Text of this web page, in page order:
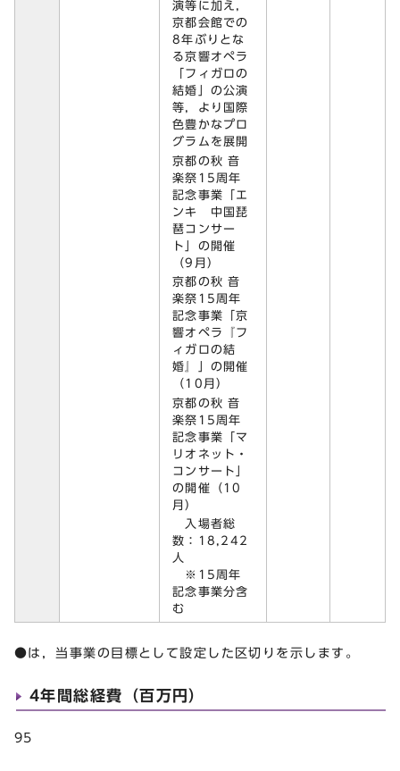
演等に加え，
京都会館での
8年ぶりとな
る京響オペラ
「フィガロの
結婚」の公演
等，より国際
色豊かなプロ
グラムを展開
京都の秋 音
楽祭15周年
記念事業「エ
ンキ 中国琵
琶コンサー
ト」の開催
（9月）
京都の秋 音
楽祭15周年
記念事業「京
響オペラ『フ
ィガロの結
婚』」の開催
（10月）
京都の秋 音
楽祭15周年
記念事業「マ
リオネット・
コンサート」
の開催（10
月）
入場者総
数：18,242
人
※15周年
記念事業分含
む
●は，当事業の目標として設定した区切りを示します。
4年間総経費（百万円）
95